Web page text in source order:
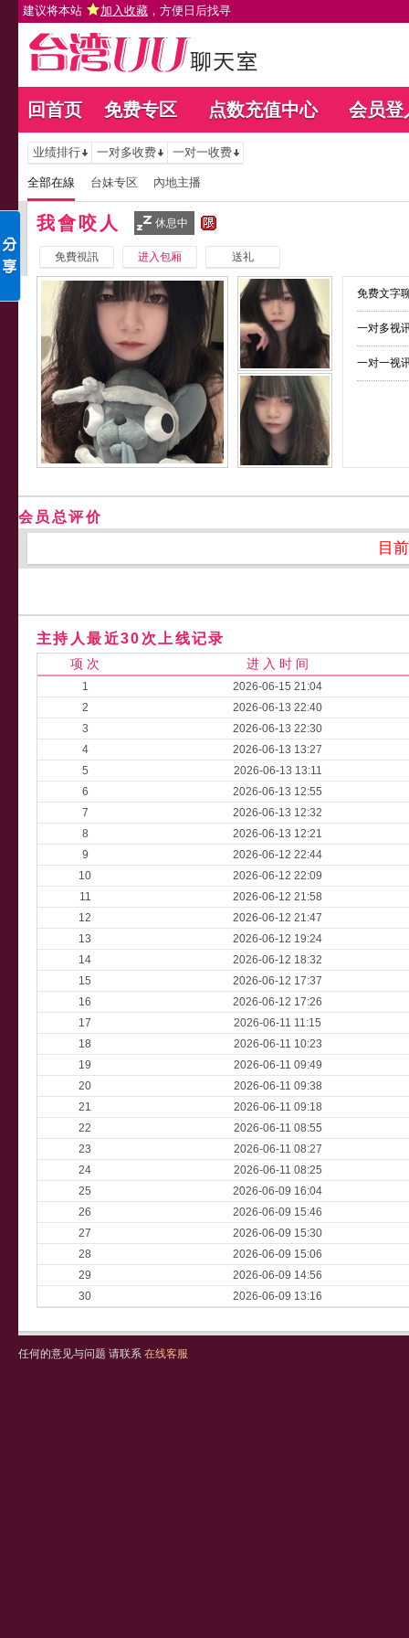
建议将本站 加入收藏 ，方便日后找寻
回首页 免费专区 点数充值中心 会员登
业绩排行 一对多收费 一对一收费
全部在線 台妹专区 內地主播
我會咬人 休息中
免費視訊 进入包厢 送礼
免费文字
一对多视
一对一视
会员总评价
目
主持人最近30次上线记录
项 次 进 入 时 间
1
2026-06-15 21:04
2
2026-06-13 22:40
3
2026-06-13 22:30
4
2026-06-13 13:27
5
2026-06-13 13:11
6
2026-06-13 12:55
7
2026-06-13 12:32
8
2026-06-13 12:21
9
2026-06-12 22:44
10
2026-06-12 22:09
11
2026-06-12 21:58
12
2026-06-12 21:47
13
2026-06-12 19:24
14
2026-06-12 18:32
15
2026-06-12 17:37
16
2026-06-12 17:26
17
2026-06-11 11:15
18
2026-06-11 10:23
19
2026-06-11 09:49
20
2026-06-11 09:38
21
2026-06-11 09:18
22
2026-06-11 08:55
23
2026-06-11 08:27
24
2026-06-11 08:25
25
2026-06-09 16:04
26
2026-06-09 15:46
27
2026-06-09 15:30
28
2026-06-09 15:06
29
2026-06-09 14:56
30
2026-06-09 13:16
任何的意见与问题 请联系 在线客服